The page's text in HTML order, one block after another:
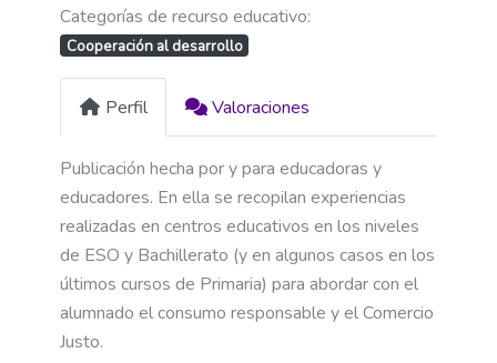
Categorías de recurso educativo:
Cooperación al desarrollo
Perfil Valoraciones
Publicación hecha por y para educadoras y
educadores. En ella se recopilan experiencias
realizadas en centros educativos en los niveles
de ESO y Bachillerato (y en algunos casos en los
últimos cursos de Primaria) para abordar con el
alumnado el consumo responsable y el Comercio
Justo.